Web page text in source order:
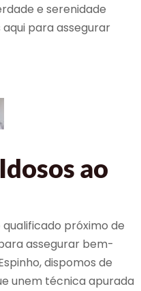
e serenidade
para assegurar
ao
qualificado próximo de
assegurar bem-
dispomos de
unem técnica apurada